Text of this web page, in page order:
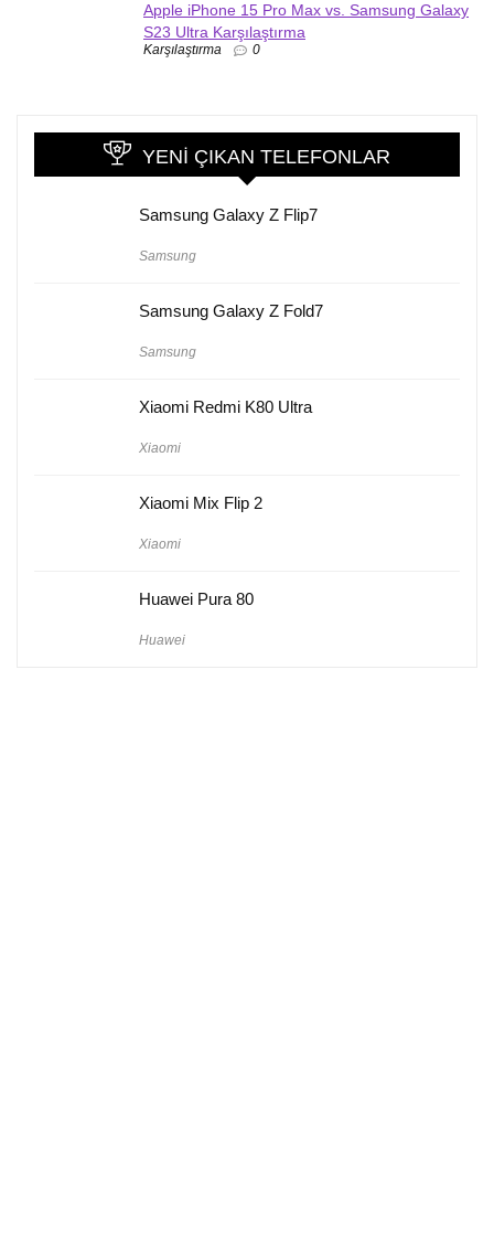
Apple iPhone 15 Pro Max vs. Samsung Galaxy
S23 Ultra Karşılaştırma
Karşılaştırma 0
YENI ÇIKAN TELEFONLAR
Samsung Galaxy Z Flip7
Samsung
Samsung Galaxy Z Fold7
Samsung
Xiaomi Redmi K80 Ultra
Xiaomi
Xiaomi Mix Flip 2
Xiaomi
Huawei Pura 80
Huawei